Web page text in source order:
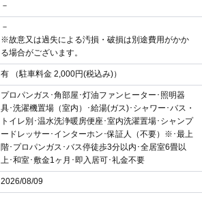
－
－
※故意又は過失による汚損・破損は別途費用がかか
る場合がございます。
有 （駐車料金 2,000円(税込み)）
プロパンガス･角部屋･灯油ファンヒーター･照明器
具･洗濯機置場（室内）･給湯(ガス)･シャワー･バス・
トイレ別･温水洗浄暖房便座･室内洗濯置場･シャンプ
ードレッサー･インターホン･保証人（不要）※･最上
階･プロパンガス･バス停徒歩3分以内･全居室6畳以
上･和室･敷金1ヶ月･即入居可･礼金不要
2026/08/09